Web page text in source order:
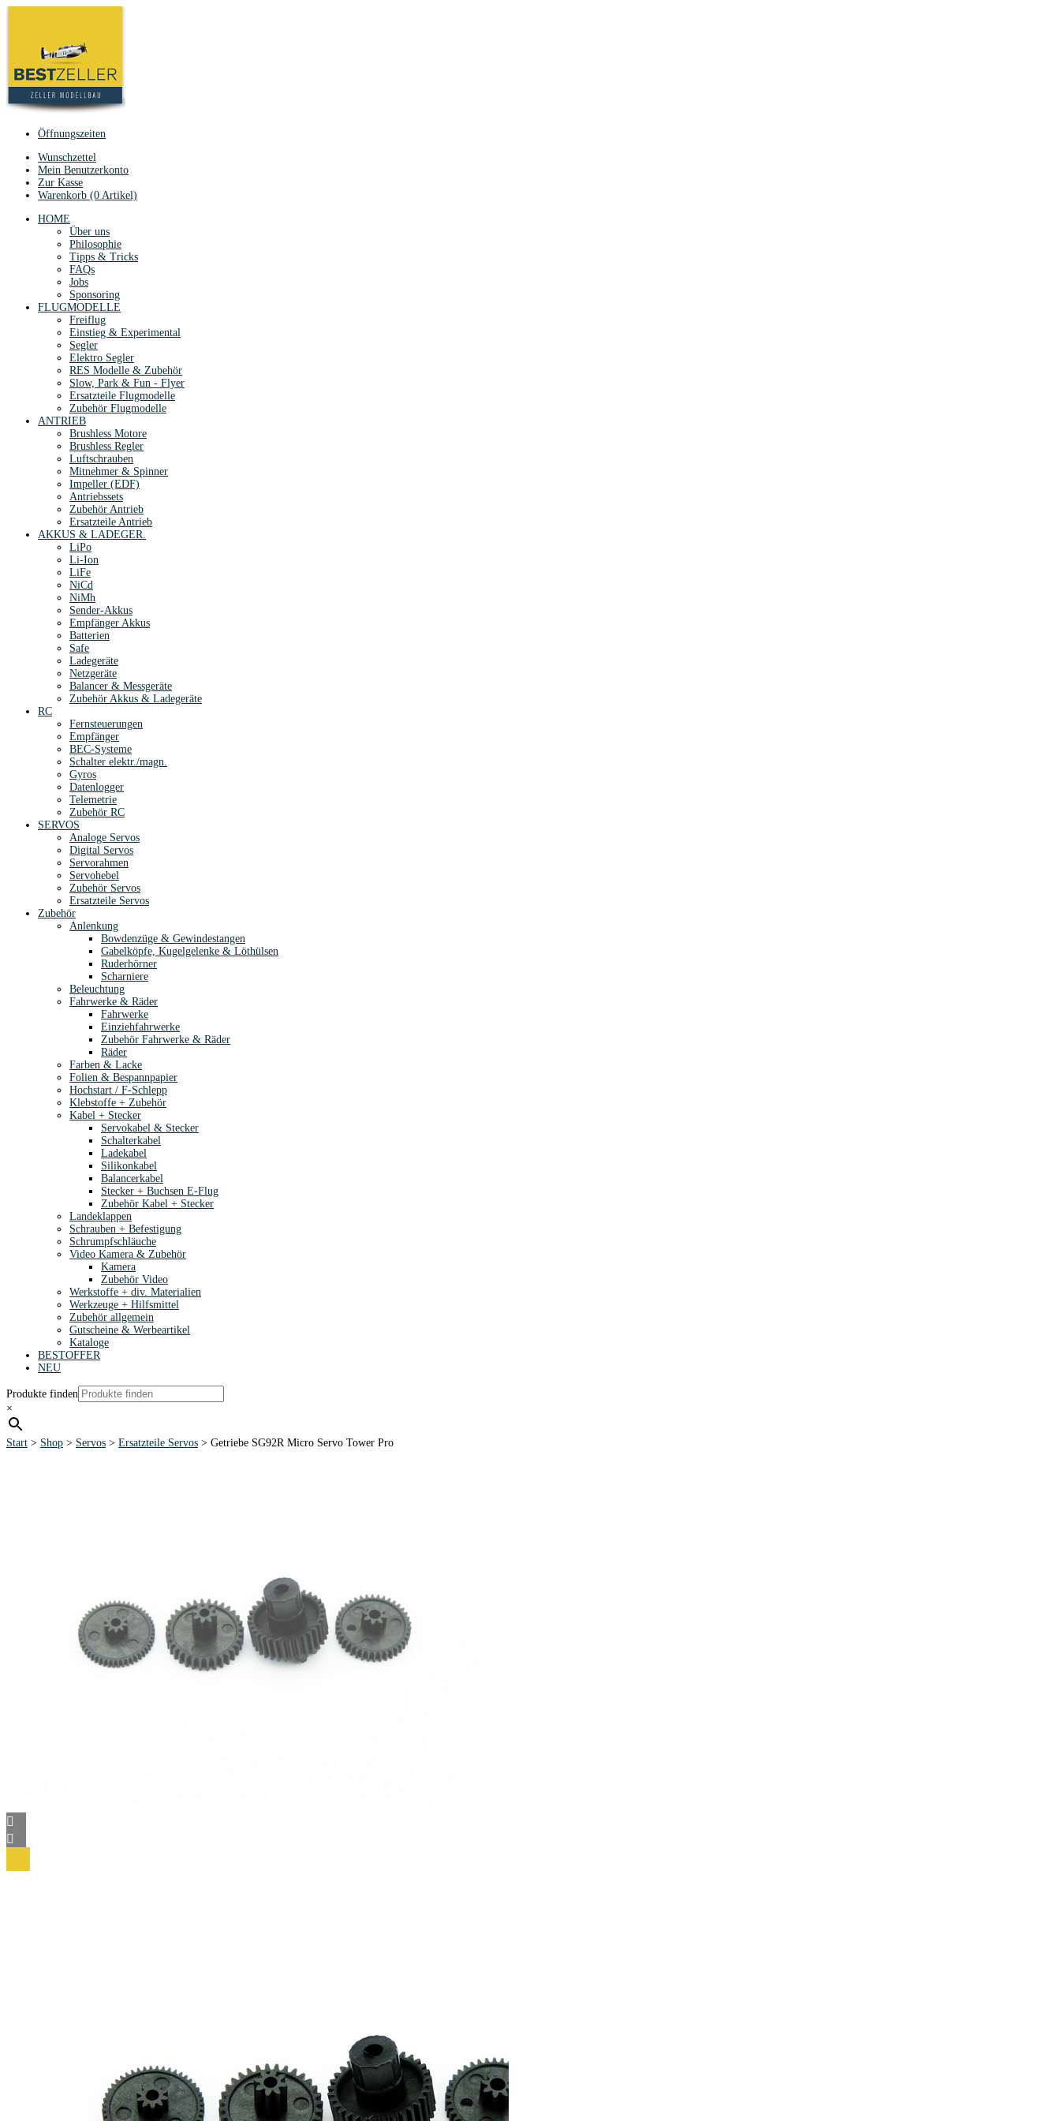
Öffnungszeiten
Wunschzettel
Mein Benutzerkonto
Zur Kasse
Warenkorb (0 Artikel)
HOME
Über uns
Philosophie
Tipps & Tricks
FAQs
Jobs
Sponsoring
FLUGMODELLE
Freiflug
Einstieg & Experimental
Segler
Elektro Segler
RES Modelle & Zubehör
Slow, Park & Fun - Flyer
Ersatzteile Flugmodelle
Zubehör Flugmodelle
ANTRIEB
Brushless Motore
Brushless Regler
Luftschrauben
Mitnehmer & Spinner
Impeller (EDF)
Antriebssets
Zubehör Antrieb
Ersatzteile Antrieb
AKKUS & LADEGER.
LiPo
Li-Ion
LiFe
NiCd
NiMh
Sender-Akkus
Empfänger Akkus
Batterien
Safe
Ladegeräte
Netzgeräte
Balancer & Messgeräte
Zubehör Akkus & Ladegeräte
RC
Fernsteuerungen
Empfänger
BEC-Systeme
Schalter elektr./magn.
Gyros
Datenlogger
Telemetrie
Zubehör RC
SERVOS
Analoge Servos
Digital Servos
Servorahmen
Servohebel
Zubehör Servos
Ersatzteile Servos
Zubehör
Anlenkung
Bowdenzüge & Gewindestangen
Gabelköpfe, Kugelgelenke & Löthülsen
Ruderhörner
Scharniere
Beleuchtung
Fahrwerke & Räder
Fahrwerke
Einziehfahrwerke
Zubehör Fahrwerke & Räder
Räder
Farben & Lacke
Folien & Bespannpapier
Hochstart / F-Schlepp
Klebstoffe + Zubehör
Kabel + Stecker
Servokabel & Stecker
Schalterkabel
Ladekabel
Silikonkabel
Balancerkabel
Stecker + Buchsen E-Flug
Zubehör Kabel + Stecker
Landeklappen
Schrauben + Befestigung
Schrumpfschläuche
Video Kamera & Zubehör
Kamera
Zubehör Video
Werkstoffe + div. Materialien
Werkzeuge + Hilfsmittel
Zubehör allgemein
Gutscheine & Werbeartikel
Kataloge
BESTOFFER
NEU
Produkte finden
×
Start > Shop > Servos > Ersatzteile Servos > Getriebe SG92R Micro Servo Tower Pro